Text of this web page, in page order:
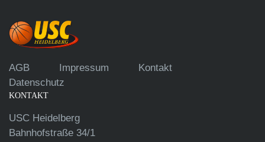
AGB Impressum
Kontakt
Datenschutz
KONTAKT
USC Heidelberg
Bahnhofstraße 34/1